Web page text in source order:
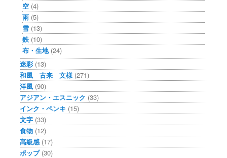
空 (4)
雨 (5)
雪 (13)
鉄 (10)
布・生地(24)
迷彩 (13)
和風 古来 文様 (271)
洋風 (90)
アジアン・エスニック (33)
インク・ペンキ (15)
文字 (33)
食物 (12)
高級感 (17)
ポップ(30)